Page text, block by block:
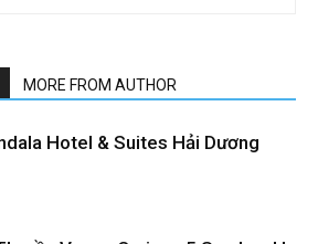
MORE FROM AUTHOR
Hotel & Suites Hải Dương